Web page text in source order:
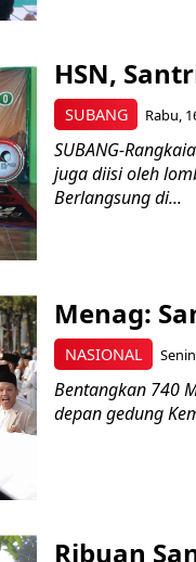
SUBANG
HSN,
Rabu,
SUBANG-
juga diisi oleh
Berlangsung di...
NASIONAL
Menag:
Bentangkan 740
depan gedung
Ribuan